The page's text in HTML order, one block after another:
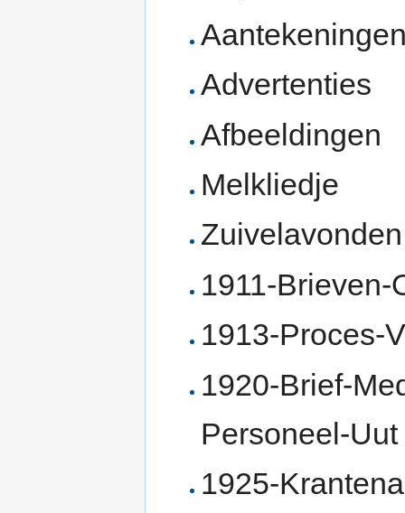
Advertenties
Afbeeldingen
Melkliedje
Zuivelavonden
1911-Brieven-
1913-Proces-
1920-Brief-
Personeel-
1925-